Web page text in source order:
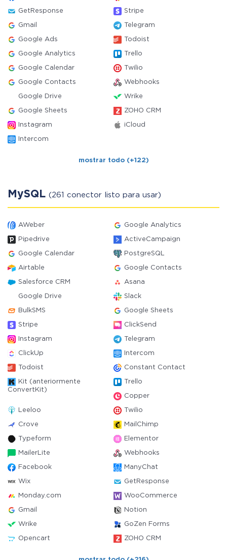
GetResponse Stripe
Gmail Telegram
Google Ads Todoist
Google Analytics Trello
Google Calendar Twilio
Google Contacts Webhooks
Google Drive Wrike
Google Sheets ZOHO CRM
Instagram iCloud
Intercom
mostrar todo (+122)
MySQL (261 conector listo para usar)
AWeber Google Analytics
Pipedrive ActiveCampaign
Google Calendar PostgreSQL
Airtable Google Contacts
Salesforce CRM Asana
Google Drive Slack
BulkSMS Google Sheets
Stripe ClickSend
Instagram Telegram
ClickUp Intercom
Todoist Constant Contact
Kit (anteriormente
ConvertKit)
Trello
Copper
Leeloo Twilio
Crove MailChimp
Typeform Elementor
MailerLite Webhooks
Facebook ManyChat
Wix GetResponse
Monday.com WooCommerce
Gmail Notion
Wrike GoZen Forms
Opencart ZOHO CRM